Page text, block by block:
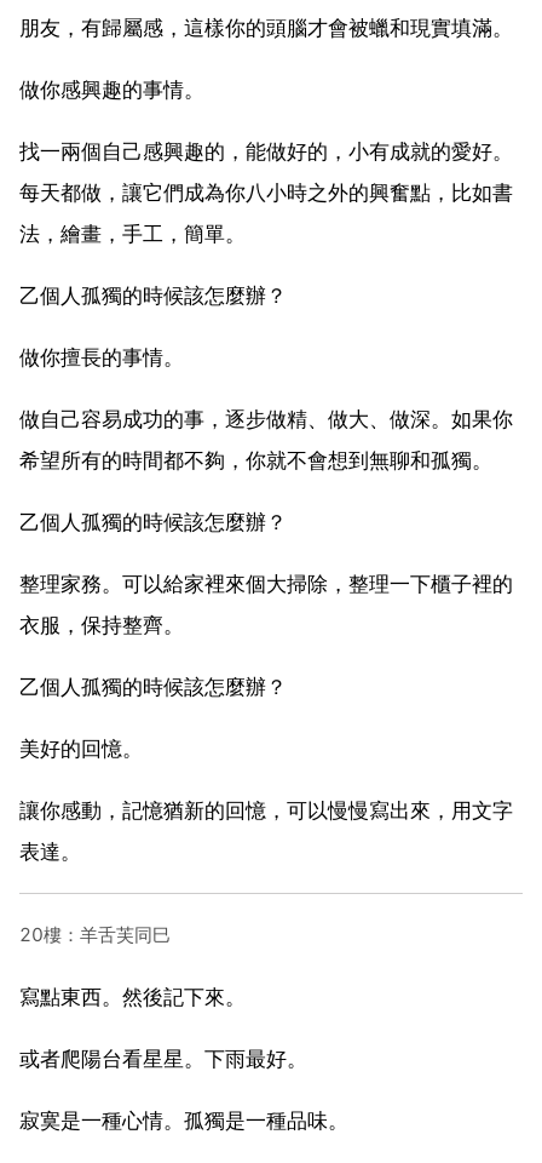
朋友，有歸屬感，這樣你的頭腦才會被蠟和現實填滿。
做你感興趣的事情。
找一兩個自己感興趣的，能做好的，小有成就的愛好。
每天都做，讓它們成為你八小時之外的興奮點，比如書
法，繪畫，手工，簡單。
乙個人孤獨的時候該怎麼辦？
做你擅長的事情。
做自己容易成功的事，逐步做精、做大、做深。如果你
希望所有的時間都不夠，你就不會想到無聊和孤獨。
乙個人孤獨的時候該怎麼辦？
整理家務。可以給家裡來個大掃除，整理一下櫃子裡的
衣服，保持整齊。
乙個人孤獨的時候該怎麼辦？
美好的回憶。
讓你感動，記憶猶新的回憶，可以慢慢寫出來，用文字
表達。
20樓：羊舌芙同巳
寫點東西。然後記下來。
或者爬陽台看星星。下雨最好。
寂寞是一種心情。孤獨是一種品味。